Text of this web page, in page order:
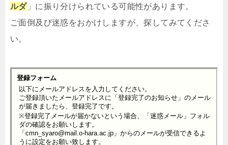
ルダ」に振り分けられている可能性があります。
ご面倒及び迷惑をおかけしますが、探してみてくださ
い。